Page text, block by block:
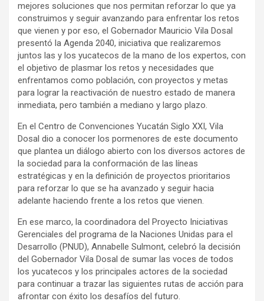
mejores soluciones que nos permitan reforzar lo que ya
construimos y seguir avanzando para enfrentar los retos
que vienen y por eso, el Gobernador Mauricio Vila Dosal
presentó la Agenda 2040, iniciativa que realizaremos
juntos las y los yucatecos de la mano de los expertos, con
el objetivo de plasmar los retos y necesidades que
enfrentamos como población, con proyectos y metas
para lograr la reactivación de nuestro estado de manera
inmediata, pero también a mediano y largo plazo.
En el Centro de Convenciones Yucatán Siglo XXI, Vila
Dosal dio a conocer los pormenores de este documento
que plantea un diálogo abierto con los diversos actores de
la sociedad para la conformación de las líneas
estratégicas y en la definición de proyectos prioritarios
para reforzar lo que se ha avanzado y seguir hacia
adelante haciendo frente a los retos que vienen.
En ese marco, la coordinadora del Proyecto Iniciativas
Gerenciales del programa de la Naciones Unidas para el
Desarrollo (PNUD), Annabelle Sulmont, celebró la decisión
del Gobernador Vila Dosal de sumar las voces de todos
los yucatecos y los principales actores de la sociedad
para continuar a trazar las siguientes rutas de acción para
afrontar con éxito los desafíos del futuro.